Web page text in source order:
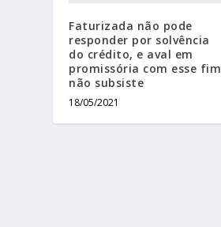
Faturizada não pode
responder por solvência
do crédito, e aval em
promissória com esse fim
não subsiste
18/05/2021